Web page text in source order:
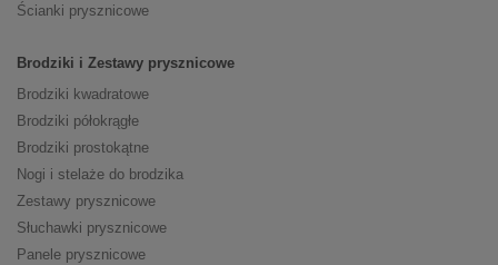
Ścianki prysznicowe
Brodziki i Zestawy prysznicowe
Brodziki kwadratowe
Brodziki półokrągłe
Brodziki prostokątne
Nogi i stelaże do brodzika
Zestawy prysznicowe
Słuchawki prysznicowe
Panele prysznicowe